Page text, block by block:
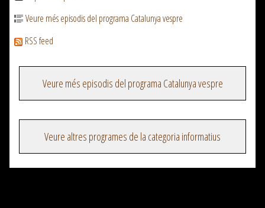
Veure més episodis del programa Catalunya vespre
RSS feed
Veure més episodis del programa Catalunya vespre
Veure altres programes de la categoria informatius